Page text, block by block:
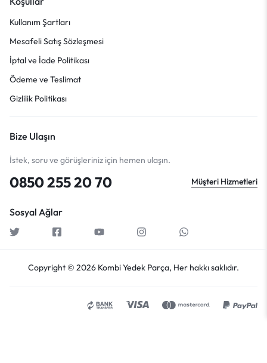
Kullanım Şartları
Mesafeli Satış Sözleşmesi
İptal ve İade Politikası
Ödeme ve Teslimat
Gizlilik Politikası
Bize Ulaşın
İstek, soru ve görüşleriniz için hemen ulaşın.
0850 255 20 70 Müşteri Hizmetleri
Sosyal Ağlar
Copyright © 2026 Kombi Yedek Parça, Her hakkı saklıdır.